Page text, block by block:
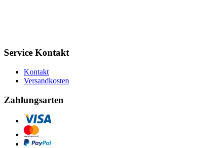
Service Kontakt
Kontakt
Versandkosten
Zahlungsarten